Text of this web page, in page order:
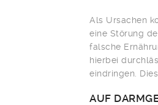
Als Ursachen
eine Störung
falsche
hierbei
eindringen.
AUF